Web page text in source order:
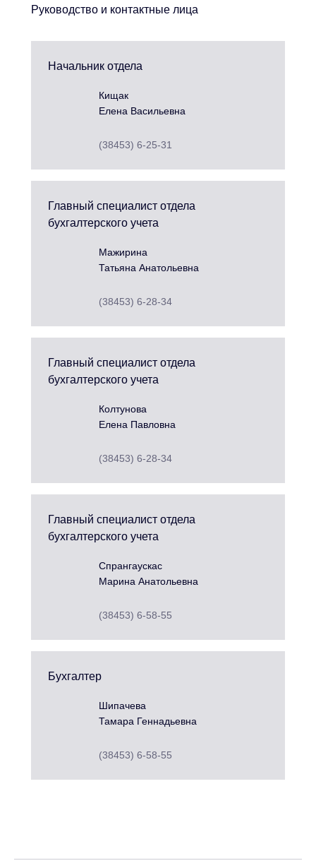
Руководство и контактные лица
Начальник отдела
Кищак
Елена Васильевна
(38453) 6-25-31
Главный специалист отдела
бухгалтерского учета
Мажирина
Татьяна Анатольевна
(38453) 6-28-34
Главный специалист отдела
бухгалтерского учета
Колтунова
Елена Павловна
(38453) 6-28-34
Главный специалист отдела
бухгалтерского учета
Спрангаускас
Марина Анатольевна
(38453) 6-58-55
Бухгалтер
Шипачева
Тамара Геннадьевна
(38453) 6-58-55